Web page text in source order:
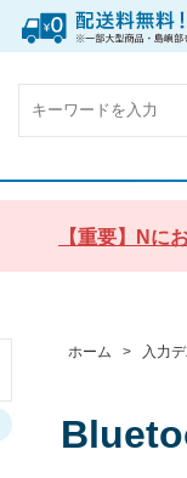
【重要】Nに
ホーム > 入力